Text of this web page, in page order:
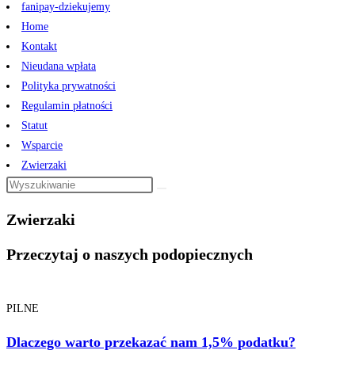
fanipay-dziekujemy
Home
Kontakt
Nieudana wpłata
Polityka prywatności
Regulamin płatności
Statut
Wsparcie
Zwierzaki
Zwierzaki
Przeczytaj o naszych podopiecznych
PILNE
Dlaczego warto przekazać nam 1,5% podatku?